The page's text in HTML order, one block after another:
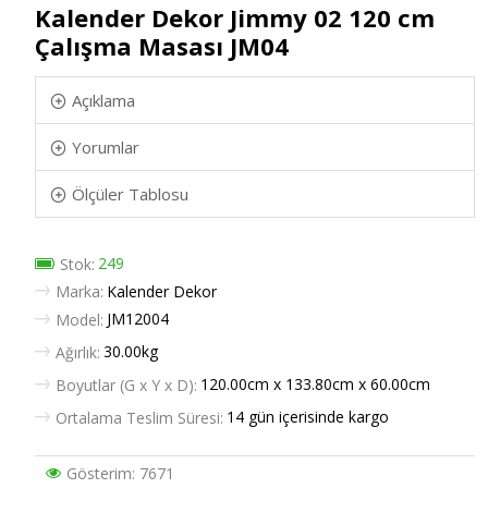
Kalender Dekor Jimmy 02 120 cm
Çalışma Masası JM04
Açıklama
Yorumlar
Ölçüler Tablosu
Stok: 249
Marka: Kalender Dekor
Model: JM12004
Ağırlık: 30.00kg
Boyutlar (G x Y x D): 120.00cm x 133.80cm x 60.00cm
Ortalama Teslim Süresi: 14 gün içerisinde kargo
Gösterim: 7671